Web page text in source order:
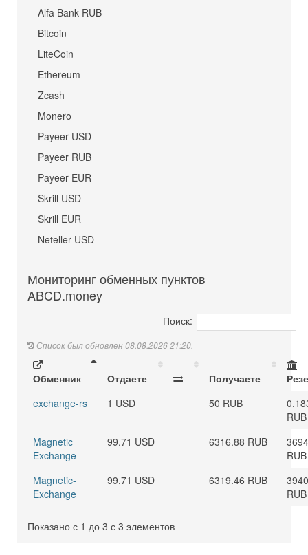
Alfa Bank RUB
Bitcoin
LiteCoin
Ethereum
Zcash
Monero
Payeer USD
Payeer RUB
Payeer EUR
Skrill USD
Skrill EUR
Neteller USD
Мониторинг обменных пунктов
ABCD.money
Поиск:
Список был обновлен 08.08.2026 21:20.
Обменник Отдаете Получаете
exchange-rs
1 USD 50 RUB
RUB
Magnetic
Exchange
99.71 USD 6316.88 RUB
RUB
Magnetic-
Exchange
99.71 USD 6319.46 RUB
RUB
Показано с 1 до 3 с 3 элементов